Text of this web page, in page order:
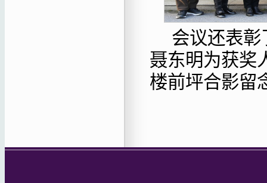
会议还表彰
聂东明为获奖
楼前坪合影留